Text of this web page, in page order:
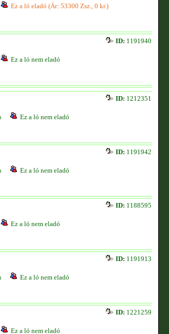
Ez a ló eladó (Ár: 53300 Zsz., 0 kr.)
ID: 1191940
Ez a ló nem eladó
ID: 1212351
Ez a ló nem eladó
ID: 1191942
Ez a ló nem eladó
ID: 1188595
Ez a ló nem eladó
ID: 1191913
Ez a ló nem eladó
ID: 1221259
Ez a ló nem eladó